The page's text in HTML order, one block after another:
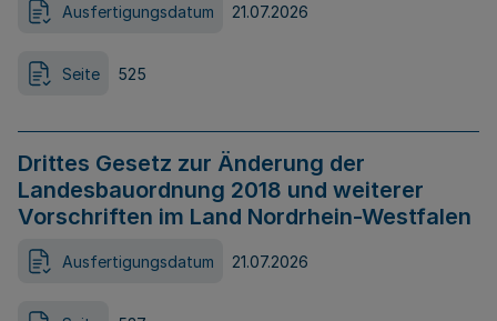
Ausfertigungsdatum 21.07.2026
Seite 525
Drittes Gesetz zur Änderung der
Landesbauordnung 2018 und weiterer
Vorschriften im Land Nordrhein-Westfalen
Ausfertigungsdatum 21.07.2026